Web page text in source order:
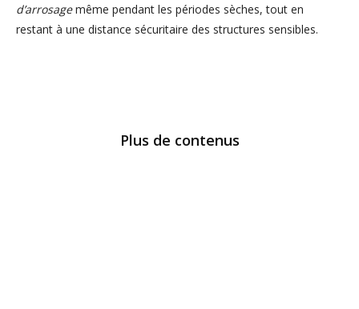
d’arrosagemême pendant les périodes sèches, tout en
restant à une distance sécuritaire des structures sensibles.
Plus de contenus